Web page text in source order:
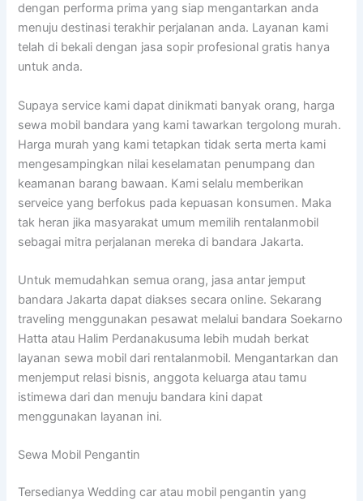
dengan performa prima yang siap mengantarkan anda
menuju destinasi terakhir perjalanan anda. Layanan kami
telah di bekali dengan jasa sopir profesional gratis hanya
untuk anda.
Supaya service kami dapat dinikmati banyak orang, harga
sewa mobil bandara yang kami tawarkan tergolong murah.
Harga murah yang kami tetapkan tidak serta merta kami
mengesampingkan nilai keselamatan penumpang dan
keamanan barang bawaan. Kami selalu memberikan
serveice yang berfokus pada kepuasan konsumen. Maka
tak heran jika masyarakat umum memilih rentalanmobil
sebagai mitra perjalanan mereka di bandara Jakarta.
Untuk memudahkan semua orang, jasa antar jemput
bandara Jakarta dapat diakses secara online. Sekarang
traveling menggunakan pesawat melalui bandara Soekarno
Hatta atau Halim Perdanakusuma lebih mudah berkat
layanan sewa mobil dari rentalanmobil. Mengantarkan dan
menjemput relasi bisnis, anggota keluarga atau tamu
istimewa dari dan menuju bandara kini dapat
menggunakan layanan ini.
Sewa Mobil Pengantin
Tersedianya Wedding car atau mobil pengantin yang